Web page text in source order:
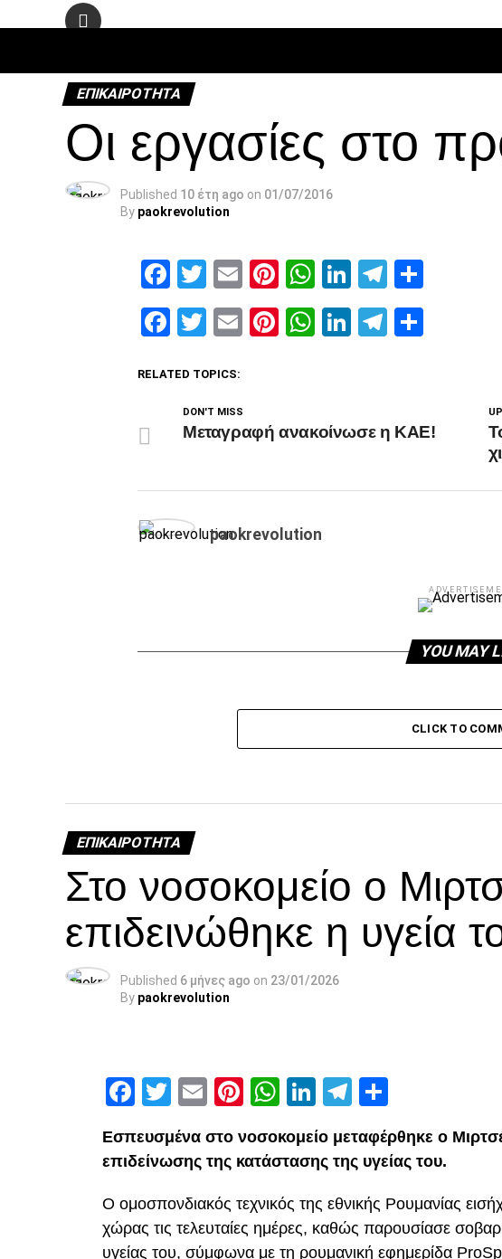
ΕΠΙΚΑΙΡΌΤΗΤΑ
Οι εργασίες στο
Published 10 έτη ago on 01/07/2016
By paokrevolution
Facebook
Twitter
EmailPinterest
WhatsApp
LinkedIn
Telegram
Facebook
Twitter
EmailPinterest
WhatsApp
LinkedIn
Telegram
RELATED TOPICS:
DON'T MISS
Μεταγραφή ανακοίνωσε η ΚΑΕ!
paokrevolution
YOU MAY
CLICK TO
ΕΠΙΚΑΙΡΌΤΗΤΑ
Στο νοσοκομείο ο
επιδεινώθηκε η υγεία
Published 6 μήνες ago on 23/01/2026
By paokrevolution
Facebook
Twitter
EmailPinterest
WhatsApp
LinkedIn
Telegram
Εσπευσμένα στο νοσοκομείο μεταφέρθηκε ο
επιδείνωσης της κατάστασης της υγείας του.
Ο ομοσπονδιακός τεχνικός της εθνικής Ρουμανίας
χώρας τις τελευταίες ημέρες, καθώς παρουσίασε
υγείας του, σύμφωνα με τη ρουμανική εφημερίδα